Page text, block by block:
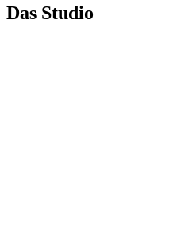
Das Studio